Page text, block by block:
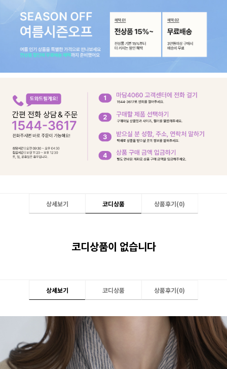
상세보기 코디상품 상품후기(0)
코디상품이 없습니다
상세보기 코디상품 상품후기(0)